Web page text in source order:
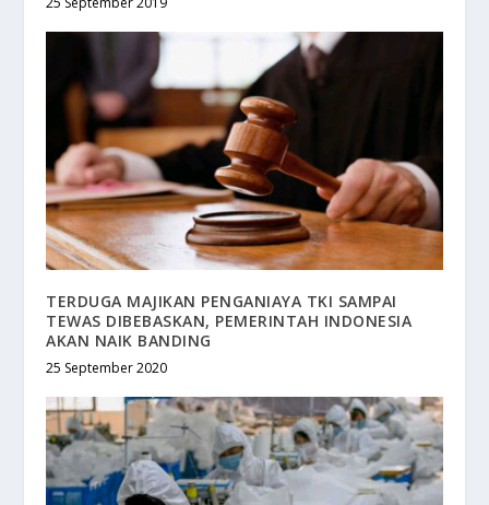
TERDUGA MAJIKAN PENGANIAYA TKI SAMPAI
TEWAS DIBEBASKAN, PEMERINTAH INDONESIA
AKAN NAIK BANDING
25 September 2020